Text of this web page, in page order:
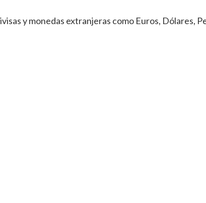
y monedas extranjeras como Euros, Dólares,